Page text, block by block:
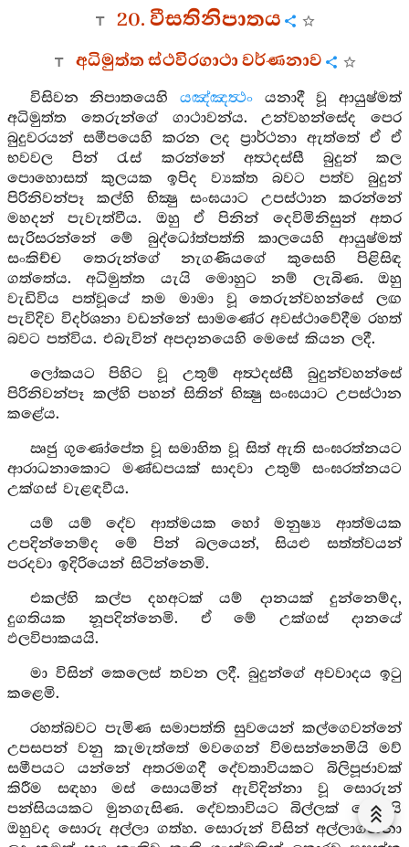
20. වීසතිනිපාතය
අධිමුත්ත ස්ථවිරගාථා වර්ණනාව
විසිවන නිපාතයෙහි යඤ්ඤත්‍ථංයනාදී වූ ආයුෂ්මත්
අධිමුත්ත තෙරුන්ගේ ගාථාවන්ය. උන්වහන්සේද පෙර
බුදුවරයන් සමීපයෙහි කරන ලද ප්‍රාර්ථනා ඇත්තේ ඒ ඒ
භවවල පින් රැස් කරන්නේ අත්‍ථදස්සී බුදුන් කල
පොහොසත් කුලයක ඉපිද ව්‍යක්ත බවට පත්ව බුදුන්
පිරිනිවන්පෑ කල්හි භික්‍ෂු සංඝයාට උපස්ථාන කරන්නේ
මහදන් පැවැත්වීය. ඔහු ඒ පිනින් දෙවිමිනිසුන් අතර
සැරිසරන්නේ මේ බුද්ධෝත්පත්ති කාලයෙහි ආයුෂ්මත්
සංකිච්ච තෙරුන්ගේ නැගණියගේ කුසෙහි පිළිසිඳ
ගත්තේය. අධිමුත්ත යැයි මොහුට නම් ලැබිණ. ඔහු
වැඩිවිය පත්වූයේ තම මාමා වූ තෙරුන්වහන්සේ ලඟ
පැවිදිව විදර්ශනා වඩන්නේ සාමණේර අවස්ථාවේදීම රහත්
බවට පත්විය. එබැවින් අපදානයෙහි මෙසේ කියන ලදී.
ලෝකයට පිහිට වූ උතුම් අත්‍ථදස්සී බුදුන්වහන්සේ
පිරිනිවන්පෑ කල්හි පහන් සිතින් භික්‍ෂු සංඝයාට උපස්ථාන
කළේය.
ඍජු ගුණෝපේත වූ සමාහිත වූ සිත් ඇති සංඝරත්නයට
ආරාධනාකොට මණ්ඩපයක් සාදවා උතුම් සංඝරත්නයට
උක්ගස් වැළඳවීය.
යම් යම් දේව ආත්මයක හෝ මනුෂ්‍ය ආත්මයක
උපදින්නෙම්ද මේ පින් බලයෙන්, සියළු සත්ත්වයන්
පරදවා ඉදිරියෙන් සිටින්නෙමි.
එකල්හි කල්ප දහඅටක් යම් දානයක් දුන්නෙම්ද,
දුගතියක නූපදින්නෙමි. ඒ මේ උක්ගස් දානයේ
ඵලවිපාකයයි.
මා විසින් කෙලෙස් තවන ලදී. බුදුන්ගේ අවවාදය ඉටු
කළෙමි.
රහත්බවට පැමිණ සමාපත්ති සුවයෙන් කල්ගෙවන්නේ
උපසපන් වනු කැමැත්තේ මවගෙන් විමසන්නෙමියි මව්
සමීපයට යන්නේ අතරමගදී දේවතාවියකට බිලිපූජාවක්
කිරීම සඳහා මස් සොයමින් ඇවිදින්නා වූ සොරුන්
පන්සියයකට මුනගැසිණ. දේවතාවියට බිල්ලක් වේවායි
ඔහුවද සොරු අල්ලා ගත්හ. සොරුන් විසින් අල්ලාගන්නා